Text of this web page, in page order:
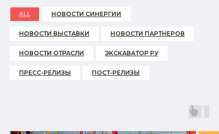
ALL НОВОСТИ СИНЕРГИИ
НОВОСТИ ВЫСТАВКИ НОВОСТИ ПАРТНЕРОВ
НОВОСТИ ОТРАСЛИ ЭКСКАВАТОР РУ
ПРЕСС-РЕЛИЗЫ ПОСТ-РЕЛИЗЫ